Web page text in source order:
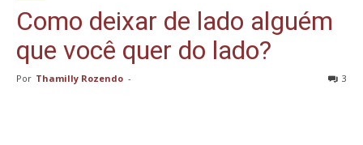
Como deixar de lado alguém
que você quer do lado?
Por Thamilly Rozendo - 3